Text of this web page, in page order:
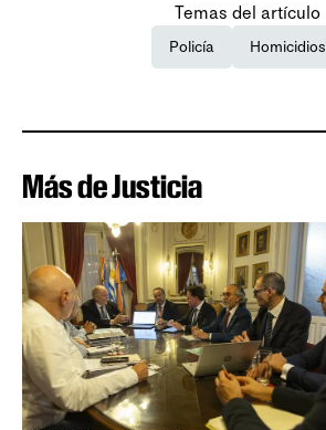
Temas del artículo
Policía Homicidios
Más de Justicia